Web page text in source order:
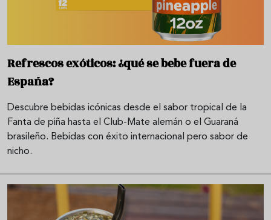
Refrescos exóticos: ¿qué se bebe fuera de
España?
Descubre bebidas icónicas desde el sabor tropical de la
Fanta de piña hasta el Club-Mate alemán o el Guaraná
brasileño. Bebidas con éxito internacional pero sabor de
nicho.